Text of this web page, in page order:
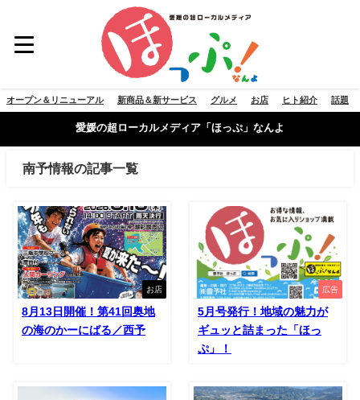
オープン＆リニューアル 新商品＆新サービス グルメ お店 ヒト紹介 話題
愛媛の超ローカルメディア「ほっぷ」なんよ
南予情報の記事一覧
お店
8月13日開催！第41回奥地
の海のかーにばる／西予
広告
5月号発行！地域の魅力が
ギュッと詰まった「ほっ
ぷ」！